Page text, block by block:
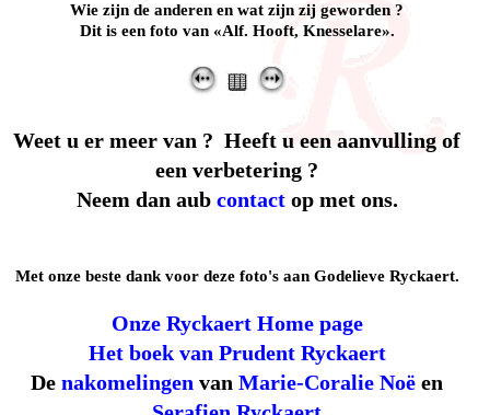
Wie zijn de anderen en wat zijn zij geworden ?
Dit is een foto van «Alf. Hooft, Knesselare».
Weet u er meer van ? Heeft u een aanvulling of
een verbetering ?
Neem dan aub contactop met ons.
Met onze beste dank voor deze foto's aan Godelieve Ryckaert.
Onze Ryckaert Home page
Het boek van Prudent Ryckaert
Denakomelingen vanMarie-Coralie Noë en